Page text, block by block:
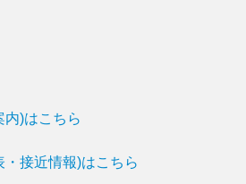
内)はこちら
接近情報)はこちら